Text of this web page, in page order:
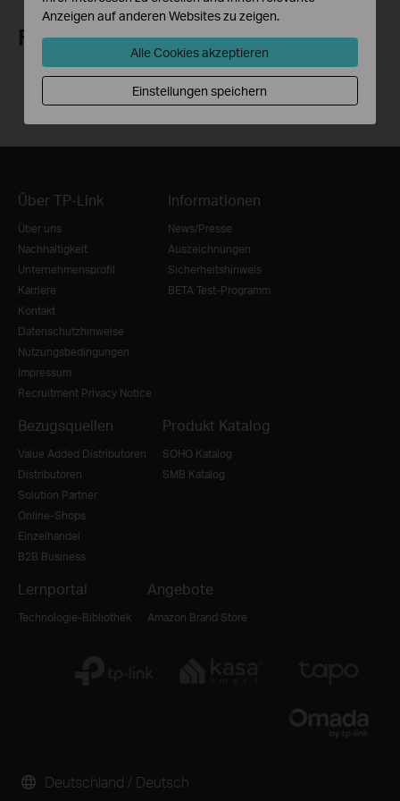
Folge uns
Über TP-Link
Über uns
Nachhaltigkeit
Unternehmensprofil
Karriere
Kontakt
Datenschutzhinweise
Nutzungsbedingungen
Impressum
Recruitment Privacy Notice
Informationen
News/Presse
Auszeichnungen
Sicherheitshinweis
BETA Test-Programm
Bezugsquellen
Value Added Distributoren
Distributoren
Solution Partner
Online-Shops
Einzelhandel
B2B Business
Produkt Katalog
SOHO Katalog
SMB Katalog
Lernportal
Technologie-Bibliothek
Angebote
Amazon Brand Store
Deutschland / Deutsch
Anzeigen auf anderen Websites zu zeigen.
Alle Cookies akzeptieren
Einstellungen speichern